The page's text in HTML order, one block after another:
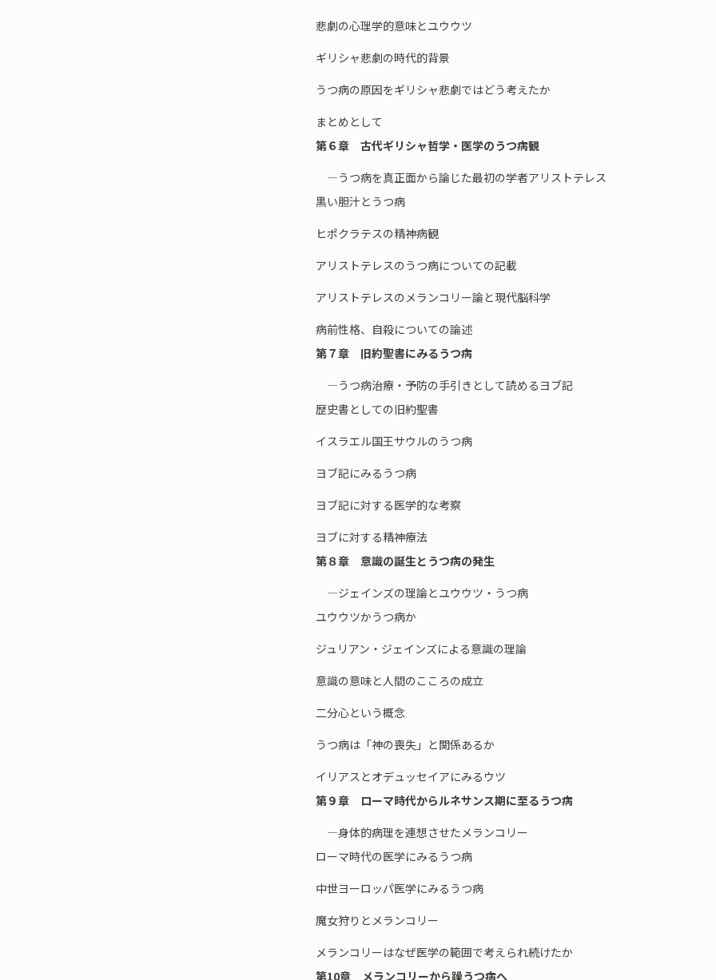
悲劇の心理学的意味とユウウツ
ギリシャ悲劇の時代的背景
うつ病の原因をギリシャ悲劇ではどう考えたか
まとめとして
第６章 古代ギリシャ哲学・医学のうつ病観
―うつ病を真正面から論じた最初の学者アリストテレス
黒い胆汁とうつ病
ヒポクラテスの精神病観
アリストテレスのうつ病についての記載
アリストテレスのメランコリー論と現代脳科学
病前性格、自殺についての論述
第７章 旧約聖書にみるうつ病
―うつ病治療・予防の手引きとして読めるヨブ記
歴史書としての旧約聖書
イスラエル国王サウルのうつ病
ヨブ記にみるうつ病
ヨブ記に対する医学的な考察
ヨブに対する精神療法
第８章 意識の誕生とうつ病の発生
―ジェインズの理論とユウウツ・うつ病
ユウウツかうつ病か
ジュリアン・ジェインズによる意識の理論
意識の意味と人間のこころの成立
二分心という概念
うつ病は「神の喪失」と関係あるか
イリアスとオデュッセイアにみるウツ
第９章 ローマ時代からルネサンス期に至るうつ病
―身体的病理を連想させたメランコリー
ローマ時代の医学にみるうつ病
中世ヨーロッパ医学にみるうつ病
魔女狩りとメランコリー
メランコリーはなぜ医学の範囲で考えられ続けたか
第10章 メランコリーから躁うつ病へ